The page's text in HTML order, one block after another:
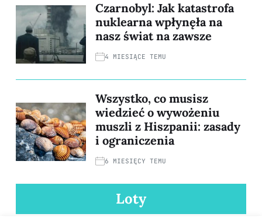
Czarnobyl: Jak katastrofa
nuklearna wpłynęła na
nasz świat na zawsze
4 MIESIĄCE TEMU
Wszystko, co musisz
wiedzieć o wywożeniu
muszli z Hiszpanii: zasady
i ograniczenia
6 MIESIĘCY TEMU
Loty